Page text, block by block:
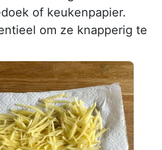
of keukenpapier.
om ze knapperig te